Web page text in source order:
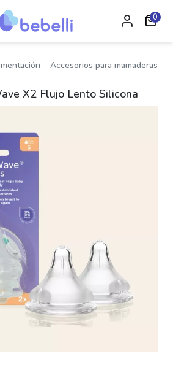
0
Accesorios para mamaderas
X2 Flujo Lento Silicona